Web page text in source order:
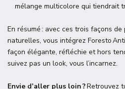
mélange multicolore qui tiendrait
En résumé : avec ces trois façons
naturelles, vous intégrez Foresto
façon élégante, réfléchie et hors
suivez pas un look, vous l’incarnez.
Envie d’aller plus loin ?Retrouvez